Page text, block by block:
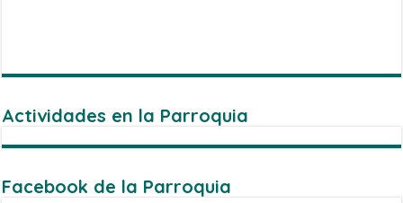
Actividades en la Parroquia
Facebook de la Parroquia